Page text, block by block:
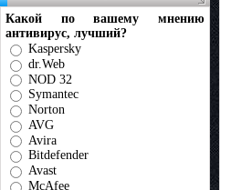
Какой по вашему мнению
антивирус, лучший?
Kaspersky
dr.Web
NOD 32
Symantec
Norton
AVG
Avira
Bitdefender
Avast
McAfee